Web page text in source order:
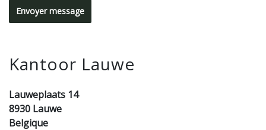
Envoyer message
Kantoor Lauwe
Lauweplaats 14
8930 Lauwe
Belgique